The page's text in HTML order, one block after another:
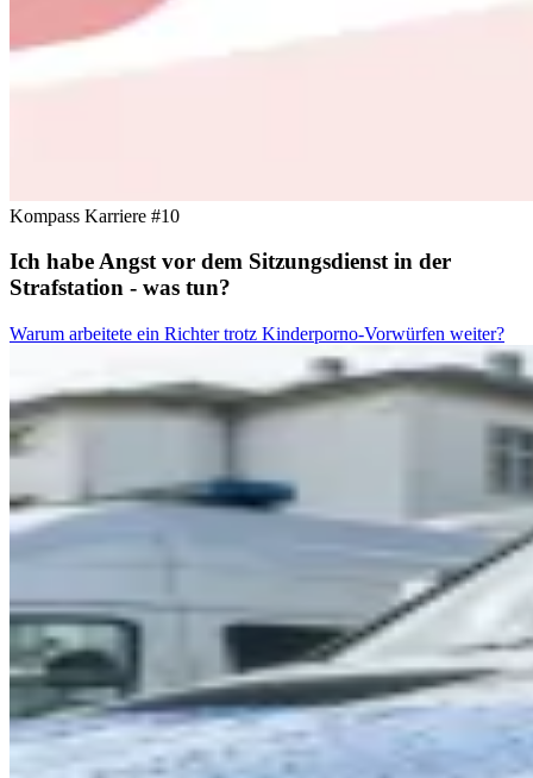
Kompass Karriere #10
Ich habe Angst vor dem Sitzungsdienst in der
Strafstation - was tun?
Warum arbeitete ein Richter trotz Kinderporno-Vorwürfen weiter?